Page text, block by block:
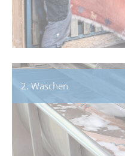
2. Waschen